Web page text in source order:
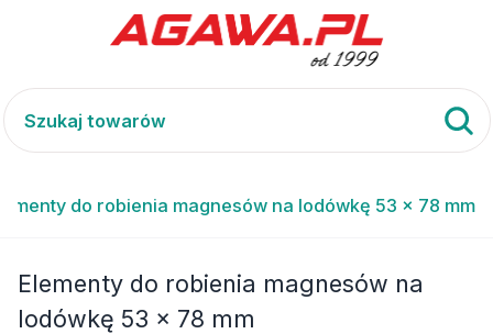
do robienia magnesów na lodówkę 53 x 78 mm
Elementy do robienia magnesów na
lodówkę 53 x 78 mm